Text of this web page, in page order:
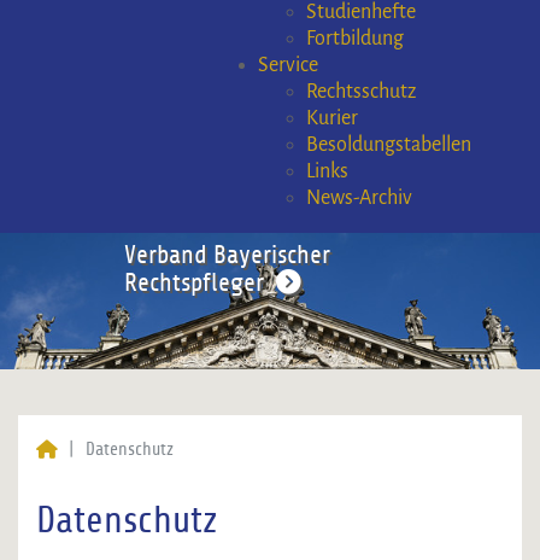
Studienhefte
Fortbildung
Service
Rechtsschutz
Kurier
Besoldungstabellen
Links
News-Archiv
Verband Bayerischer
Rechtspfleger
Datenschutz
Datenschutz